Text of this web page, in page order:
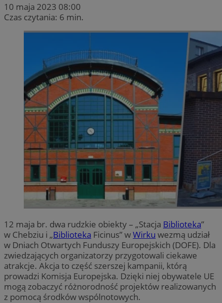
10 maja 2023 08:00
Czas czytania: 6 min.
12 maja br. dwa rudzkie obiekty – „Stacja Biblioteka”
w Chebziu i „Biblioteka Ficinus” wWirku wezmą udział
w Dniach Otwartych Funduszy Europejskich (DOFE). Dla
zwiedzających organizatorzy przygotowali ciekawe
atrakcje. Akcja to część szerszej kampanii, którą
prowadzi Komisja Europejska. Dzięki niej obywatele UE
mogą zobaczyć różnorodność projektów realizowanych
z pomocą środków wspólnotowych.